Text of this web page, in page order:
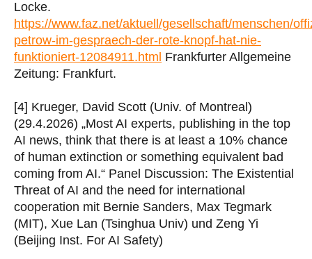
Locke.
https://www.faz.net/aktuell/gesellschaft/menschen/
petrow-im-gespraech-der-rote-knopf-hat-nie-
funktioniert-12084911.html Frankfurter Allgemeine
Zeitung: Frankfurt.
[4] Krueger, David Scott (Univ. of Montreal)
(29.4.2026) „Most AI experts, publishing in the top
AI news, think that there is at least a 10% chance
of human extinction or something equivalent bad
coming from AI.“ Panel Discussion: The Existential
Threat of AI and the need for international
cooperation mit Bernie Sanders, Max Tegmark
(MIT), Xue Lan (Tsinghua Univ) und Zeng Yi
(Beijing Inst. For AI Safety)